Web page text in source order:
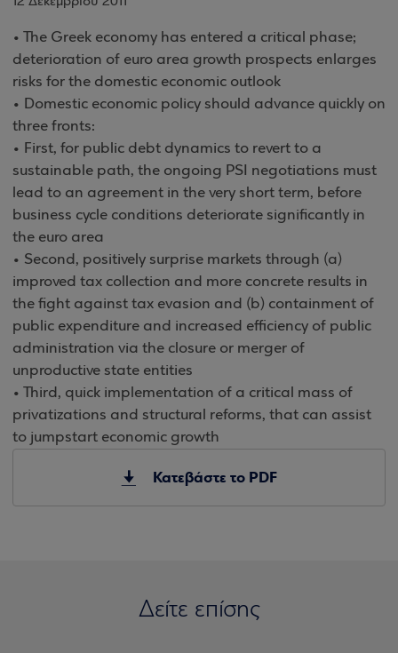
• The Greek economy has entered a critical phase;
deterioration of euro area growth prospects enlarges
risks for the domestic economic outlook
• Domestic economic policy should advance quickly on
three fronts:
• First, for public debt dynamics to revert to a
sustainable path, the ongoing PSI negotiations must
lead to an agreement in the very short term, before
business cycle conditions deteriorate significantly in
the euro area
• Second, positively surprise markets through (a)
improved tax collection and more concrete results in
the fight against tax evasion and (b) containment of
public expenditure and increased efficiency of public
administration via the closure or merger of
unproductive state entities
• Third, quick implementation of a critical mass of
privatizations and structural reforms, that can assist
to jumpstart economic growth
Κατεβάστε το PDF
Δείτε επίσης